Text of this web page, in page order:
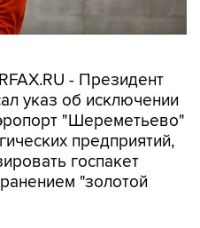
- Президент
указ об исключении
"Шереметьево"
предприятий,
госпакет
"золотой